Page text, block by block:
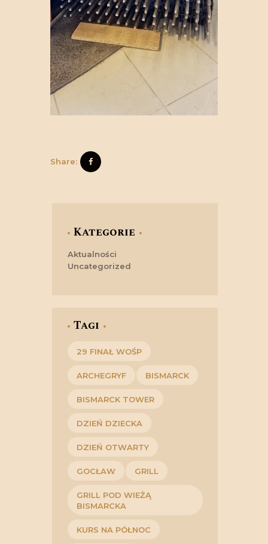
Share:
Kategorie
Aktualności
Uncategorized
Tagi
29 FINAŁ WOŚP
ARCHEGRYF BISMARCK
BISMARCK TOWER
DZIEŃ DZIECKA
DZIEŃ OTWARTY
GOCŁAW GRILL
GRILL POD WIEŻĄ
BISMARCKA
KURS NA PÓŁNOC